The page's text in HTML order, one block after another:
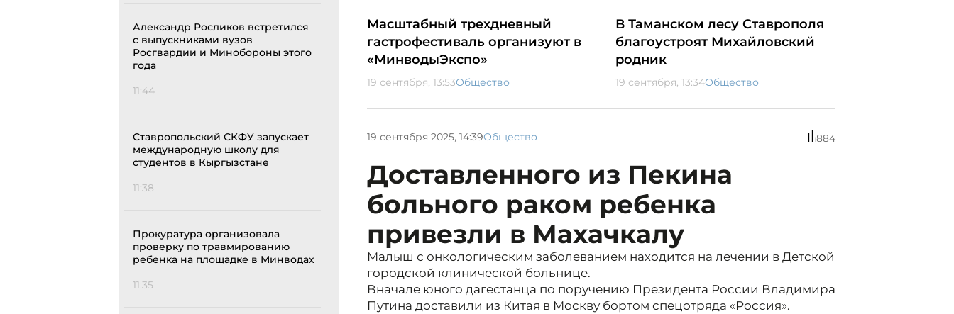
Александр Росликов встретился
с выпускниками вузов
Росгвардии и Минобороны этого
года
11:44
Ставропольский СКФУ запускает
международную школу для
студентов в Кыргызстане
11:38
Прокуратура организовала
проверку по травмированию
ребенка на площадке в Минводах
11:35
Масштабный трехдневный
гастрофестиваль организуют в
«МинводыЭкспо»
19 сентября, 13:53Общество
В Таманском лесу Ставрополя
благоустроят Михайловский
родник
19 сентября, 13:34Общество
19 сентября 2025, 14:39Общество 884
Доставленного из Пекина
больного раком ребенка
привезли в Махачкалу
Малыш с онкологическим заболеванием находится на лечении в Детской
городской клинической больнице.
Вначале юного дагестанца по поручению Президента России Владимира
Путина доставили из Китая в Москву бортом спецотряда «Россия».